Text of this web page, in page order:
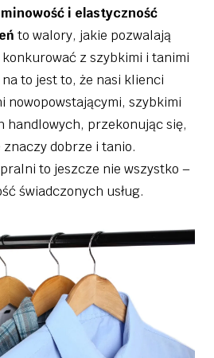
i elastyczność
to walory, jakie pozwalają
z szybkimi i tanimi
to jest to, że nasi klienci
nowopowstającymi, szybkimi
handlowych, przekonując się,
dobrze i tanio.
to jeszcze nie wszystko –
świadczonych usług.